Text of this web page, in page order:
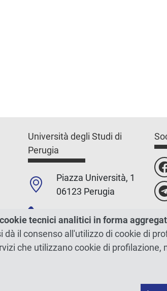
Università degli Studi di
Perugia
Piazza Università, 1
06123 Perugia
+39 0755851
C.F./P.Iva 00448820548
cookie tecnici analitici in forma
dà il consenso all'utilizzo di cookie di
che utilizzano cookie di